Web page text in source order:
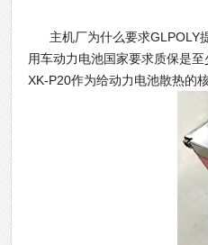
主机厂为什么要求GLPOLY
用车动力电池国家要求质保是
XK-P20作为给动力电池散热的